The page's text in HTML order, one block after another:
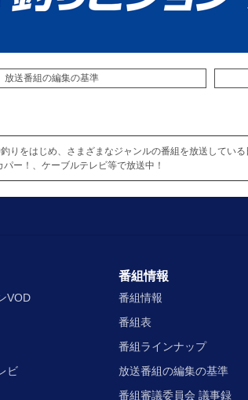
放送番組の編集の基準
りをはじめ、さまざまなジャンルの番組を放送してい
ー！、ケーブルテレビ等で放送中！
VOD
ビ
番組情報
番組情報
番組表
番組ラインナップ
放送番組の編集の基準
番組審議委員会 議事録